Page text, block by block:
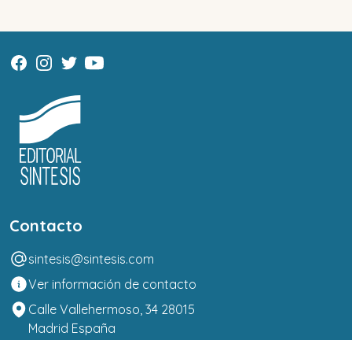
Contacto
sintesis@sintesis.com
Ver información de contacto
Calle Vallehermoso, 34 28015
Madrid España